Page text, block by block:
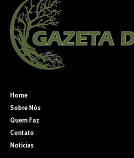
Home
Sobre Nós
Quem Faz
Contato
Noticias